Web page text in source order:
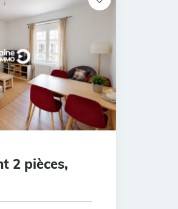
2 pièces,